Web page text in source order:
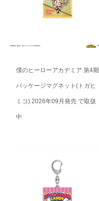
僕のヒーローアカデミア 第4期
パッケージマグネット(トガヒ
ミコ) 2026年09月発売 で取扱
中